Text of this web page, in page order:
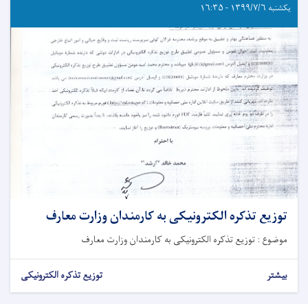
یکشنبه ۱۳۹۹/۷/۶ - ۱۶:۳۵
توزیع تذکره الکترونیکی به کارمندان وزارت معارف
موضوع : توزیع تذکره الکترونیکی به کارمندان وزارت معارف
بیشتر توزیع تذکره الکترونیکی